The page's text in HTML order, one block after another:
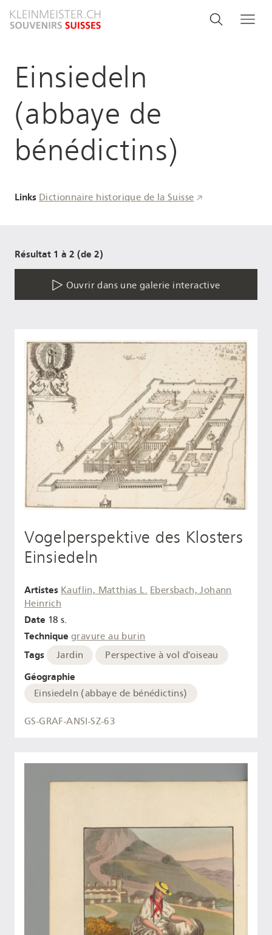
au
Search
Rechercher
Einsiedeln
(abbaye de
bénédictins)
Links Dictionnaire historique de la Suisse
Résultat 1 à 2 (de 2)
Ouvrir dans une galerie interactive
Vogelperspektive des Klosters
Einsiedeln
Artistes Kauflin, Matthias L. Ebersbach, Johann
Heinrich
Date 18 s.
Technique gravure au burin
Tags Jardin Perspective à vol d'oiseau
Géographie
Einsiedeln (abbaye de bénédictins)
GS-GRAF-ANSI-SZ-63